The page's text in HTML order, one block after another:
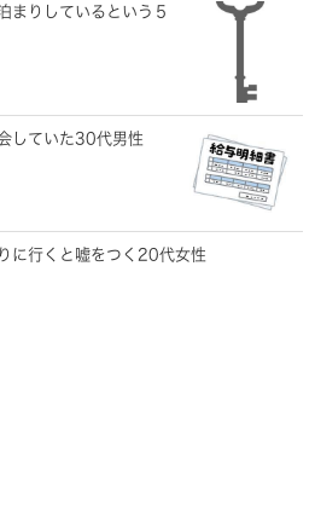
まりしているという５
していた30代男性
に行くと嘘をつく20代女性